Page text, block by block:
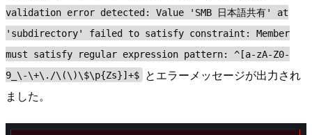
validation error detected: Value 'SMB 日本語共有' at
'subdirectory' failed to satisfy constraint: Member
must satisfy regular expression pattern: ^[a-zA-Z0-
9_\-\+\./\(\)\$\p{Zs}]+$
とエラーメッセージが出力され
ました。